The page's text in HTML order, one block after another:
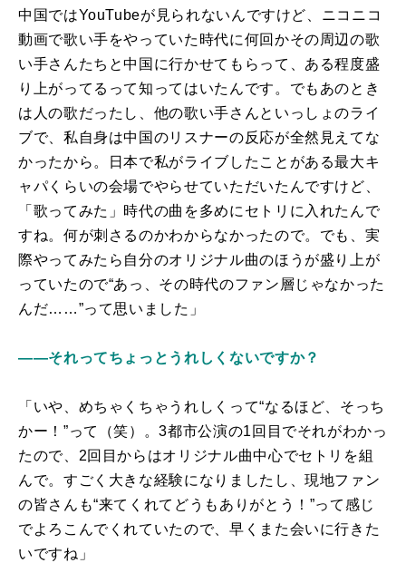
中国ではYouTubeが見られないんですけど、ニコニコ
動画で歌い手をやっていた時代に何回かその周辺の歌
い手さんたちと中国に行かせてもらって、ある程度盛
り上がってるって知ってはいたんです。でもあのとき
は人の歌だったし、他の歌い手さんといっしょのライ
ブで、私自身は中国のリスナーの反応が全然見えてな
かったから。日本で私がライブしたことがある最大キ
ャパくらいの会場でやらせていただいたんですけど、
「歌ってみた」時代の曲を多めにセトリに入れたんで
すね。何が刺さるのかわからなかったので。でも、実
際やってみたら自分のオリジナル曲のほうが盛り上が
っていたので“あっ、その時代のファン層じゃなかった
んだ……”って思いました」
――それってちょっとうれしくないですか？
「いや、めちゃくちゃうれしくって“なるほど、そっち
かー！”って（笑）。3都市公演の1回目でそれがわかっ
たので、2回目からはオリジナル曲中心でセトリを組
んで。すごく大きな経験になりましたし、現地ファン
の皆さんも“来てくれてどうもありがとう！”って感じ
でよろこんでくれていたので、早くまた会いに行きた
いですね」